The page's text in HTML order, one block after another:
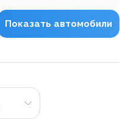
Показать автомобили